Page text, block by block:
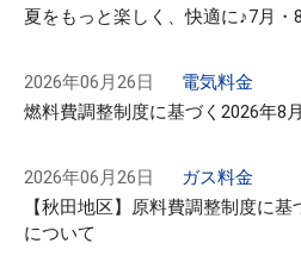
夏をもっと楽しく、快適に♪7月・
2026年06月26日
電気料金
燃料費調整制度に基づく2026年8
2026年06月26日
ガス料金
【秋田地区】原料費調整制度に
について